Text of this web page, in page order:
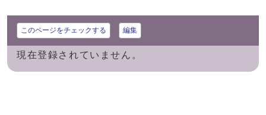
このページをチェックする 編集
現在登録されていません。